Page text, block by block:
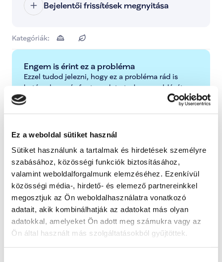
Ez a weboldal sütiket használ
Sütiket használunk a tartalmak és hirdetések személyre
szabásához, közösségi funkciók biztosításához,
valamint weboldalforgalmunk elemzéséhez. Ezenkívül
közösségi média-, hirdető- és elemező partnereinkkel
megosztjuk az Ön weboldalhasználatra vonatkozó
adatait, akik kombinálhatják az adatokat más olyan
adatokkal, amelyeket Ön adott meg számukra vagy az
Ön által használt más szolgáltatásokból gyűjtöttek.
Bejelentői frissítések megnyitása
Kategóriák:
Engem is érint ez a probléma
Ezzel tudod jelezni, hogy ez a probléma rád is
hatással van, és fontosnak tartod a megoldását.
További lépések a probléma kapcsán
Radnai Márk
A TISZA alelnöke, Országgyűlési képviselő,
Kormánybiztos
Teljes állapot lista megnyitása
A probléma megoldásához csatolt dokumentum(ok):